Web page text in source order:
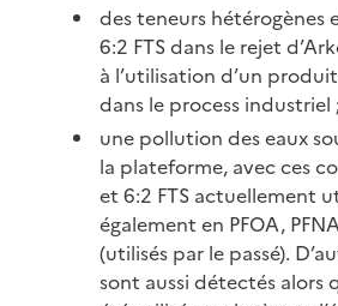
des teneurs hétérogènes
6:2 FTS dans le rejet
à l’utilisation d’un
dans le process industriel
une pollution des eaux
la plateforme, avec ces
et 6:2 FTS actuellement
également en PFOA,
(utilisés par le passé).
sont aussi détectés alors